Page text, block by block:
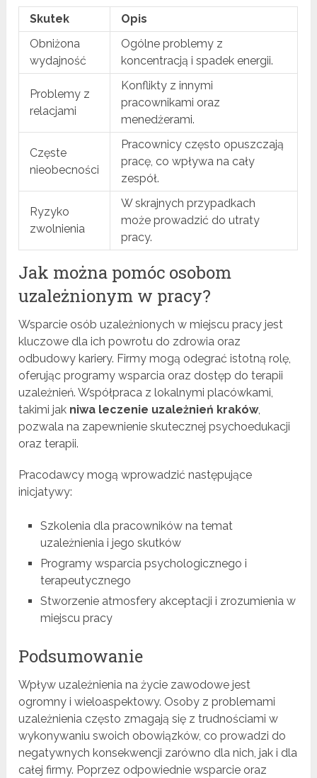
Skutek
Opis
Obniżona
wydajność
Ogólne problemy z
koncentracją i spadek energii.
Problemy z
relacjami
Konflikty z innymi
pracownikami oraz
menedżerami.
Częste
nieobecności
Pracownicy często opuszczają
pracę, co wpływa na cały
zespół.
Ryzyko
zwolnienia
W skrajnych przypadkach
może prowadzić do utraty
pracy.
Jak można pomóc osobom
uzależnionym w pracy?
Wsparcie osób uzależnionych w miejscu pracy jest
kluczowe dla ich powrotu do zdrowia oraz
odbudowy kariery. Firmy mogą odegrać istotną rolę,
oferując programy wsparcia oraz dostęp do terapii
uzależnień. Współpraca z lokalnymi placówkami,
takimi jak niwa leczenie uzależnień kraków,
pozwala na zapewnienie skutecznej psychoedukacji
oraz terapii.
Pracodawcy mogą wprowadzić następujące
inicjatywy:
Szkolenia dla pracowników na temat
uzależnienia i jego skutków
Programy wsparcia psychologicznego i
terapeutycznego
Stworzenie atmosfery akceptacji i zrozumienia w
miejscu pracy
Podsumowanie
Wpływ uzależnienia na życie zawodowe jest
ogromny i wieloaspektowy. Osoby z problemami
uzależnienia często zmagają się z trudnościami w
wykonywaniu swoich obowiązków, co prowadzi do
negatywnych konsekwencji zarówno dla nich, jak i dla
całej firmy. Poprzez odpowiednie wsparcie oraz